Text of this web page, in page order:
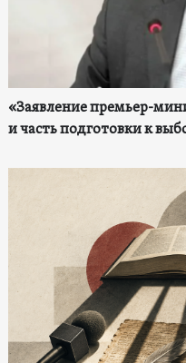
«Заявление премьер-
и часть подготовки к